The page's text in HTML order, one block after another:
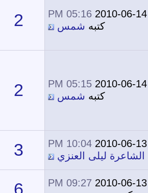
2010-06-14
05:16 PM
كتبه شمس 2
2010-06-14
05:15 PM
كتبه شمس 2
2010-06-13
10:04 PM
الشاعرة ليلى العنزي 3
2010-06-13
09:27 PM
6